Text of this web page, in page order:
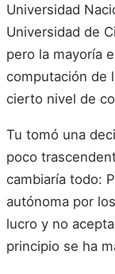
Universidad
Universidad de
pero la mayoría
computación de
cierto nivel de
Tu tomó una
poco
cambiaría todo:
autónoma por
lucro y no
principio se ha